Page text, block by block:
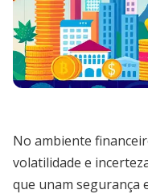
No ambiente
volatilidade e
que unam segurança